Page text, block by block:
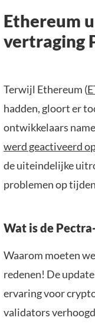
Ethereum
vertraging
Terwijl Ethereum (
hadden, gloort er
ontwikkelaars
werd geactiveerd
de uiteindelijke
problemen op
Wat is de
Waarom moeten
redenen! De
ervaring voor
validators